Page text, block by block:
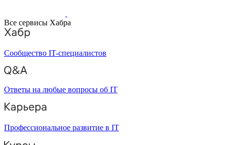
Все сервисы Хабра
Сообщество IT-специалистов
Ответы на любые вопросы об IT
Профессиональное развитие в IT